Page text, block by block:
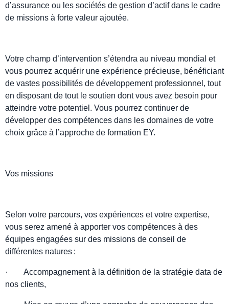
d’assurance ou les sociétés de gestion d’actif dans le cadre
de missions à forte valeur ajoutée.
Votre champ d’intervention s’étendra au niveau mondial et
vous pourrez acquérir une expérience précieuse, bénéficiant
de vastes possibilités de développement professionnel, tout
en disposant de tout le soutien dont vous avez besoin pour
atteindre votre potentiel. Vous pourrez continuer de
développer des compétences dans les domaines de votre
choix grâce à l’approche de formation EY.
Vos missions
Selon votre parcours, vos expériences et votre expertise,
vous serez amené à apporter vos compétences à des
équipes engagées sur des missions de conseil de
différentes natures :
· Accompagnement à la définition de la stratégie data de
nos clients,